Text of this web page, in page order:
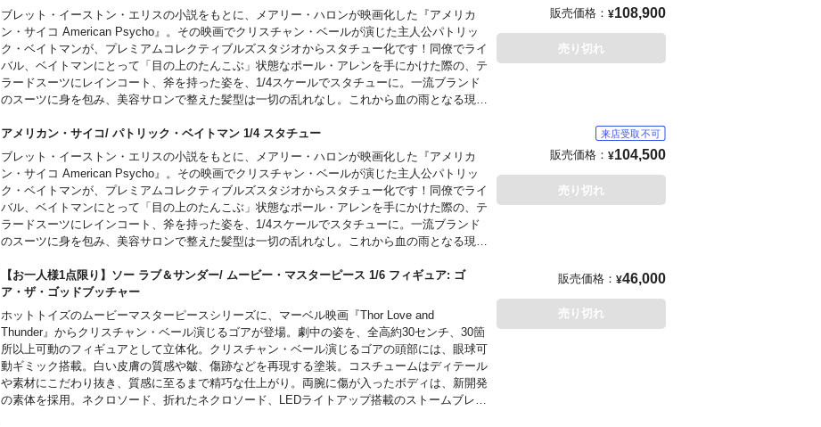
は差し替えでニッコリ頭部に、さらにレインコート着用の「準備OK」のデラックスバージョ
ン。こちらは差し替えでニッコリ頭部に、さらにレインコート着用の「準備OK」状態に加
え、全身に血を浴びた「事後」なブラッディバージョン！
～ご注意事項～以下ご了承の上ご予約をお願いいたします～
■発売時期につきましては予定となりますため、大幅に遅れや前倒しとなる場合もございま
す。
■ご予約いただいた時点で、商品代金のうち「\20,000」を内金としてお支払いをお願いします
（内金確認をもってご予約受付とさせていただきます）。
■残りの商品代金につきましては入荷後に支払いいただきます。
■商品入荷のご案内後に通常どおり配送指示をお願いします。
■スマートフォンでご予約の場合はご予約後に別途内金のご案内メールをお送りします。
■お客様都合による本商品の返品・キャンセルは一切受付できません。
ブレット・イーストン・エリスの小説をもとに、メアリー・ハロンが映画化した『アメリカ
ン・サイコ American Psycho』。その映画でクリスチャン・ベールが演じた主人公パトリッ
ク・ベイトマンが、プレミアムコレクティブルズスタジオからスタチュー化です！同僚でライ
バル、ベイトマンにとって「目の上のたんこぶ」状態なポール・アレンを手にかけた際の、テ
ラードスーツにレインコート、斧を持った姿を、1/4スケールでスタチューに。一流ブランド
のスーツに身を包み、美容サロンで整えた髪型は一切の乱れなし。これから血の雨となる現場
一撃必殺、バトルアックス！足元の大理石調レリーフには劇中シーンが刻まれました。こちら
は差し替えでニッコリ頭部に、さらにレインコート着用の「準備OK」のデラックスバージョ
ン。
～ご注意事項～以下ご了承の上ご予約をお願いいたします～
■発売時期につきましては予定となりますため、大幅に遅れや前倒しとなる場合もございま
す。
■ご予約いただいた時点で、商品代金のうち「\20,000」を内金としてお支払いをお願いします
（内金確認をもってご予約受付とさせていただきます）。
■残りの商品代金につきましては入荷後に支払いいただきます。
■商品入荷のご案内後に通常どおり配送指示をお願いします。
■スマートフォンでご予約の場合はご予約後に別途内金のご案内メールをお送りします。
■お客様都合による本商品の返品・キャンセルは一切受付できません。
販売価格： ¥108,900
売り切れ
アメリカン・サイコ/ パトリック・ベイトマン 1/4 スタチュー
ブレット・イーストン・エリスの小説をもとに、メアリー・ハロンが映画化した『アメリカ
ン・サイコ American Psycho』。その映画でクリスチャン・ベールが演じた主人公パトリッ
ク・ベイトマンが、プレミアムコレクティブルズスタジオからスタチュー化です！同僚でライ
バル、ベイトマンにとって「目の上のたんこぶ」状態なポール・アレンを手にかけた際の、テ
ラードスーツにレインコート、斧を持った姿を、1/4スケールでスタチューに。一流ブランド
のスーツに身を包み、美容サロンで整えた髪型は一切の乱れなし。これから血の雨となる現場
一撃必殺、バトルアックス！足元の大理石調レリーフには劇中シーンが刻まれました。
～ご注意事項～以下ご了承の上ご予約をお願いいたします～
■発売時期につきましては予定となりますため、大幅に遅れや前倒しとなる場合もございま
す。
■ご予約いただいた時点で、商品代金のうち「\20,000」を内金としてお支払いをお願いします
（内金確認をもってご予約受付とさせていただきます）。
■残りの商品代金につきましては入荷後に支払いいただきます。
■商品入荷のご案内後に通常どおり配送指示をお願いします。
■スマートフォンでご予約の場合はご予約後に別途内金のご案内メールをお送りします。
販売価格： ¥104,500
売り切れ
【お一人様1点限り】ソー ラブ＆サンダー/ ムービー・マスターピース 1/6 フィギュア: ゴ
ア・ザ・ゴッドブッチャー
ホットトイズのムービーマスターピースシリーズに、マーベル映画『Thor Love and
Thunder』からクリスチャン・ベール演じるゴアが登場。劇中の姿を、全高約30センチ、30箇
所以上可動のフィギュアとして立体化。クリスチャン・ベール演じるゴアの頭部には、眼球可
動ギミック搭載。白い皮膚の質感や皺、傷跡などを再現する塗装。コスチュームはディテール
や素材にこだわり抜き、質感に至るまで精巧な仕上がり。両腕に傷が入ったボディは、新開発
の素体を採用。ネクロソード、折れたネクロソード、LEDライトアップ搭載のストームブレイ
販売価格： ¥46,000
売り切れ